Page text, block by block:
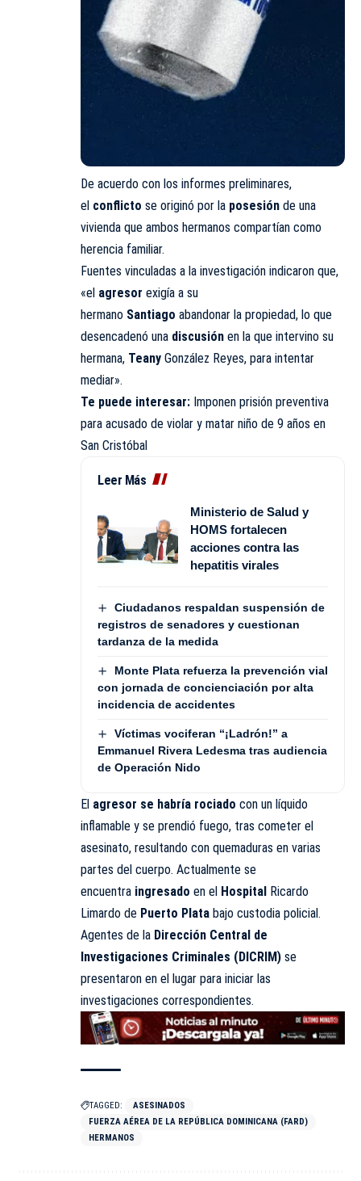
De acuerdo con los informes preliminares,
el conflicto se originó por la posesión de una
vivienda que ambos hermanos compartían como
herencia familiar.
Fuentes vinculadas a la investigación indicaron que,
«el agresor exigía a su
hermano Santiago abandonar la propiedad, lo que
desencadenó una discusión en la que intervino su
hermana, Teany González Reyes, para intentar
mediar».
Te puede interesar: Imponen prisión preventiva
para acusado de violar y matar niño de 9 años en
San Cristóbal
Leer Más
Ministerio de Salud y
HOMS fortalecen
acciones contra las
hepatitis virales
Ciudadanos respaldan suspensión de
registros de senadores y cuestionan
tardanza de la medida
Monte Plata refuerza la prevención vial
con jornada de concienciación por alta
incidencia de accidentes
Víctimas vociferan “¡Ladrón!” a
Emmanuel Rivera Ledesma tras audiencia
de Operación Nido
El agresor se habría rociado con un líquido
inflamable y se prendió fuego, tras cometer el
asesinato, resultando con quemaduras en varias
partes del cuerpo. Actualmente se
encuentra ingresado en el Hospital Ricardo
Limardo de Puerto Plata bajo custodia policial.
Agentes de la Dirección Central de
Investigaciones Criminales (DICRIM) se
presentaron en el lugar para iniciar las
investigaciones correspondientes.
TAGGED:
ASESINADOS
FUERZA AÉREA DE LA REPÚBLICA DOMINICANA (FARD)
HERMANOS